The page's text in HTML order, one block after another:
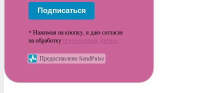
Подписаться
* Нажимая на кнопку, я даю согласие
на обработку персональных данных
Предоставлено SendPulse